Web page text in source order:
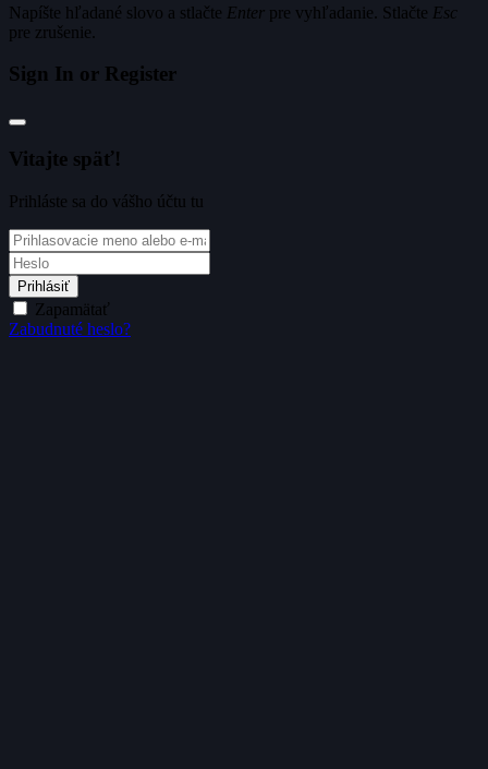
Napíšte hľadané slovo a stlačte Enter pre vyhľadanie. Stlačte Esc
pre zrušenie.
Sign In or Register
Vitajte späť!
Prihláste sa do vášho účtu tu
Prihlásiť
Zapamätať
Zabudnuté heslo?